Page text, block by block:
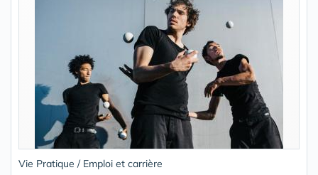
Vie Pratique / Emploi et carrière